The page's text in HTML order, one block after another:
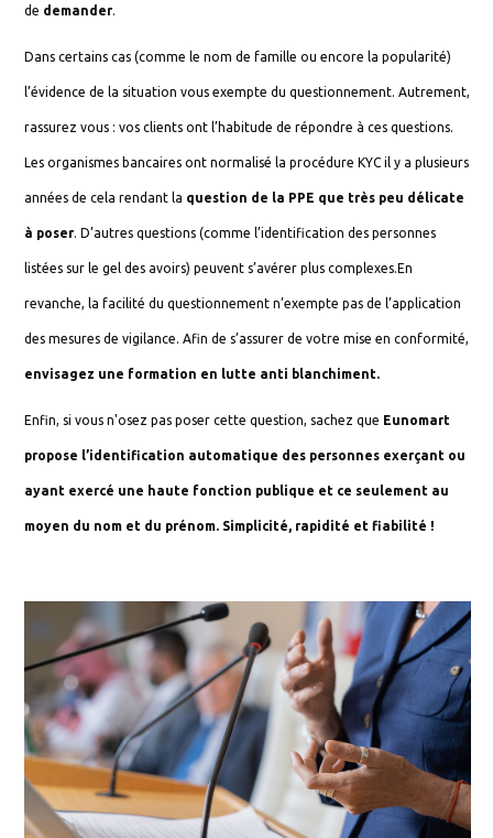
de demander.
Dans certains cas (comme le nom de famille ou encore la popularité)
l’évidence de la situation vous exempte du questionnement. Autrement,
rassurez vous : vos clients ont l’habitude de répondre à ces questions.
Les organismes bancaires ont normalisé la procédure KYC il y a plusieurs
années de cela rendant la question de la PPE que très peu délicate
à poser. D’autres questions (comme l’identification des personnes
listées sur le gel des avoirs) peuvent s’avérer plus complexes.En
revanche, la facilité du questionnement n’exempte pas de l’application
des mesures de vigilance. Afin de s’assurer de votre mise en conformité,
envisagez une formation en lutte anti blanchiment.
Enfin, si vous n'osez pas poser cette question, sachez que Eunomart
propose l’identification automatique des personnes exerçant ou
ayant exercé une haute fonction publique et ce seulement au
moyen du nom et du prénom. Simplicité, rapidité et fiabilité !